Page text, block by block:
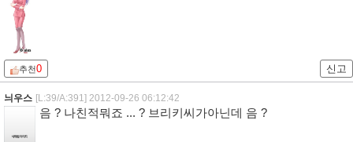
추천0 신고
늬우스 [L:39/A:391] 2012-09-26 06:12:42
음 ? 나친적뭐죠 ... ? 브리키씨가아닌데 음 ?